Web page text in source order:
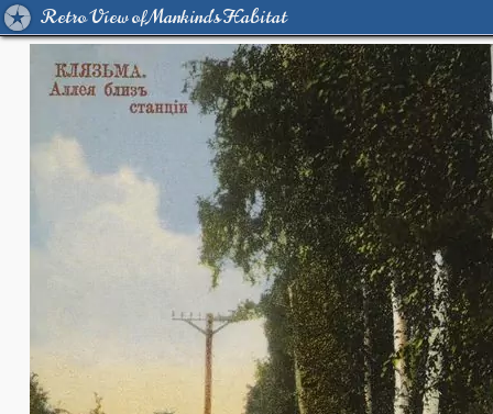
Retro View of Mankind's Habitat